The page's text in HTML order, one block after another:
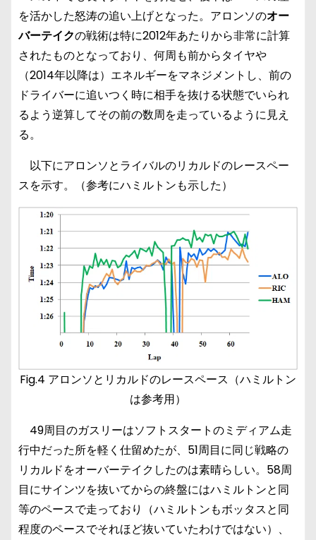
を活かした怒涛の追い上げとなった。アロンソのオー
バーテイクの戦術は特に2012年あたりから非常に計算
されたものとなっており、何周も前からタイヤや
（2014年以降は）エネルギーをマネジメントし、前の
ドライバーに追いつく時に相手を抜ける状態でいられ
るよう逆算してその前の数周を走っているように見え
る。
以下にアロンソとライバルのリカルドのレースペー
スを示す。（参考にハミルトンも示した）
Fig.4 アロンソとリカルドのレースペース（ハミルトン
は参考用）
49周目のガスリーはソフトスタートのミディアム走
行中だった所を軽く仕留めたが、51周目に同じ戦略の
リカルドをオーバーテイクしたのは素晴らしい。58周
目にサインツを抜いてからの終盤にはハミルトンと同
等のペースで走っており（ハミルトンもボッタスと同
程度のペースでそれほど抜いていたわけではない）、